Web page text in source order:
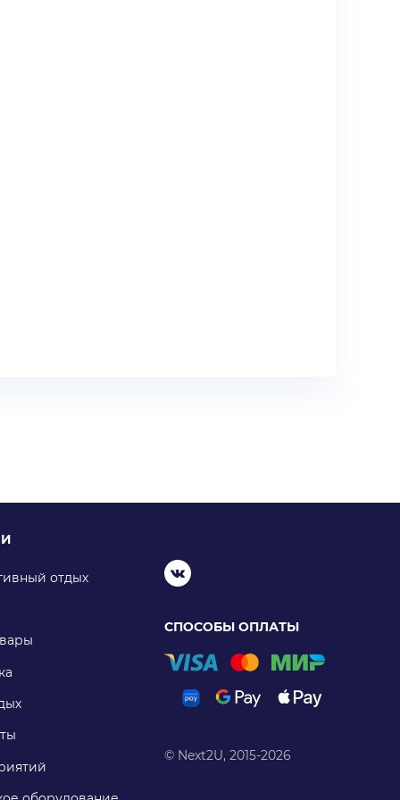
отдых
СПОСОБЫ ОПЛАТЫ
© Next2U, 2015-2026